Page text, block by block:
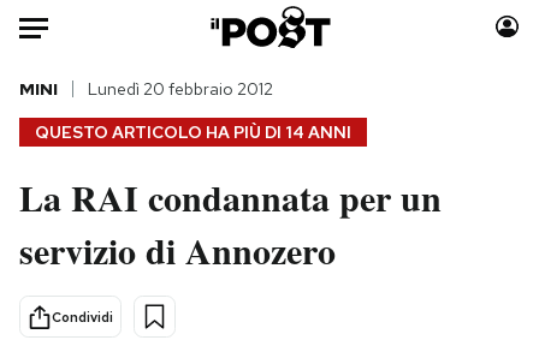
HOME
Italia
Politica
Tecnologia
Internet
Moda
Consumismi
QUESTO ARTICOLO HA PIÙ DI 14 ANNI
MINI Lunedì 20 febbraio 2012
La RAI condannata per un
servizio di Annozero
Condividi